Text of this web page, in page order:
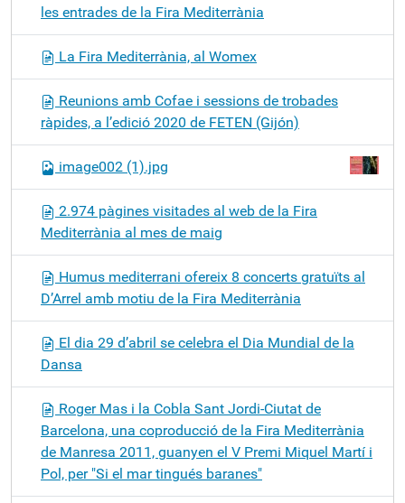
les entrades de la Fira Mediterrània
La Fira Mediterrània, al Womex
Reunions amb Cofae i sessions de trobades
ràpides, a l’edició 2020 de FETEN (Gijón)
image002 (1).jpg
2.974 pàgines visitades al web de la Fira
Mediterrània al mes de maig
Humus mediterrani ofereix 8 concerts gratuïts al
D’Arrel amb motiu de la Fira Mediterrània
El dia 29 d’abril se celebra el Dia Mundial de la
Dansa
Roger Mas i la Cobla Sant Jordi-Ciutat de
Barcelona, una coproducció de la Fira Mediterrània
de Manresa 2011, guanyen el V Premi Miquel Martí i
Pol, per "Si el mar tingués baranes"